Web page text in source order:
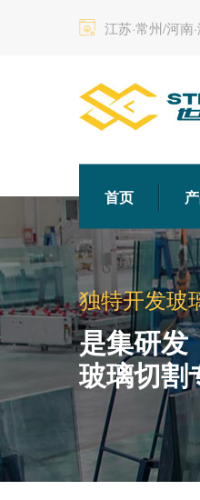
江苏·常州/河南
首页
独特开发玻
是集研发
玻璃切割